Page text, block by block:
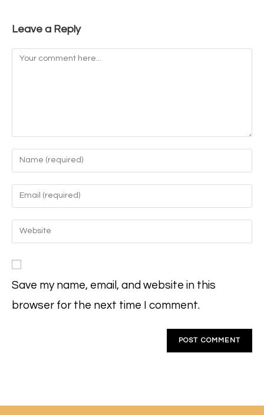
Leave a Reply
Comment
your
name
comment
your
email
address
your
URL
(optional)
Save my name, email, and website in this
browser for the next time I comment.